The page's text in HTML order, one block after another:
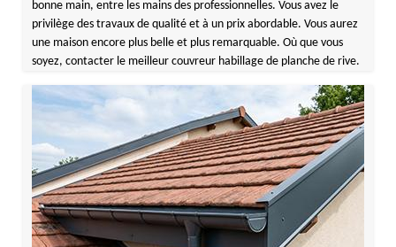
bonne main, entre les mains des professionnelles. Vous avez le
privilège des travaux de qualité et à un prix abordable. Vous aurez
une maison encore plus belle et plus remarquable. Où que vous
soyez, contacter le meilleur couvreur habillage de planche de rive.